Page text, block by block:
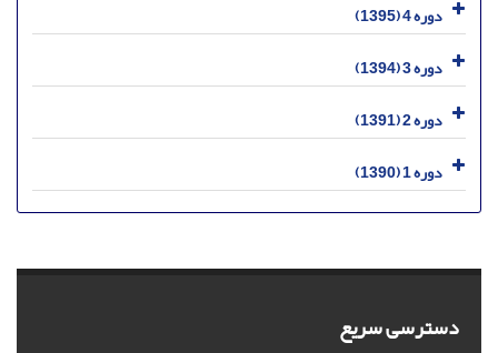
دوره 4 (1395)
دوره 3 (1394)
دوره 2 (1391)
دوره 1 (1390)
دسترسی سریع